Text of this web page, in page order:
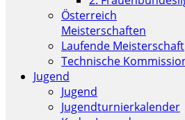
Österreich
Meisterschaften
Laufende Meisterschaft
Technische
Jugend
Jugend
Jugendturnierkalender